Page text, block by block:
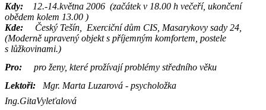
Kdy: 12.-14.května 2006 (začátek v 18.00 h večeří, ukončení
obědem kolem 13.00 )
Kde:
Český Tešín,
Exerciční dům CIS, Masarykovy sady 24,
(Moderně upravený objekt s příjemným komfortem, postele
s lůžkovinami.)
Pro:
pro ženy, které prožívají problémy středního věku
Lektoři:
Mgr. Marta Luzarová - psycholožka
Ing.GitaVyleťalová